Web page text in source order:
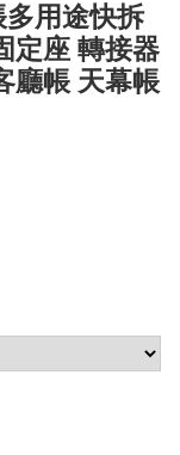
多用途快拆
定座 轉接器
廳帳 天幕帳